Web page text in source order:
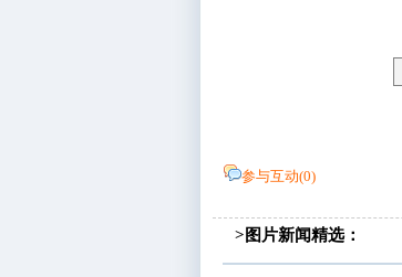
参与互动(0)
>图片新闻精选：